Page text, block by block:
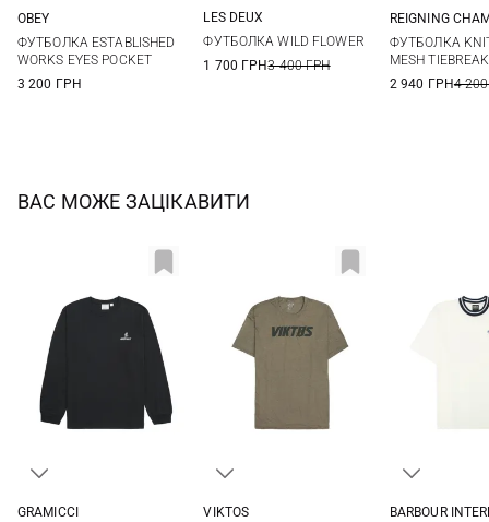
XXL
OBEY
ФУТБОЛКА ESTABLISHED
WORKS EYES POCKET
3 200 ГРН
LES DEUX
ФУТБОЛКА WILD FLOWER
1 700 ГРН3 400 ГРН
XXL
REIGNING
ФУТБОЛКА KNIT
MESH TIEBREAK
2 940 ГРН4
ВАС МОЖЕ ЗАЦІКАВИТИ
GRAMICCI
VIKTOS
BARBOUR